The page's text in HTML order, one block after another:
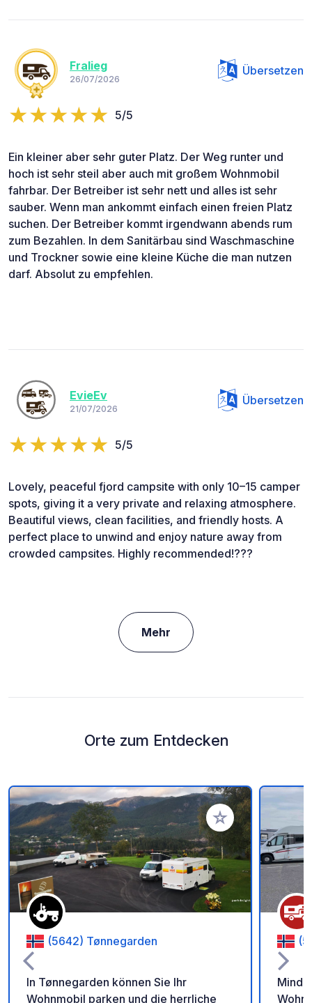
Fralieg
26/07/2026
Übersetzen
5/5
Ein kleiner aber sehr guter Platz. Der Weg runter und
hoch ist sehr steil aber auch mit großem Wohnmobil
fahrbar. Der Betreiber ist sehr nett und alles ist sehr
sauber. Wenn man ankommt einfach einen freien Platz
suchen. Der Betreiber kommt irgendwann abends rum
zum Bezahlen. In dem Sanitärbau sind Waschmaschine
und Trockner sowie eine kleine Küche die man nutzen
darf. Absolut zu empfehlen.
EvieEv
21/07/2026
Übersetzen
5/5
Lovely, peaceful fjord campsite with only 10–15 camper
spots, giving it a very private and relaxing atmosphere.
Beautiful views, clean facilities, and friendly hosts. A
perfect place to unwind and enjoy nature away from
crowded campsites. Highly recommended!???️
Mehr
Orte zum Entdecken
Zu Ihren Favoriten
(5642) Tønnegarden
In Tønnegarden können Sie Ihr
Wohnmobil parken und die herrliche